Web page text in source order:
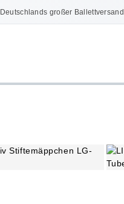
Deutschlands großer Ballettversand